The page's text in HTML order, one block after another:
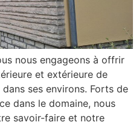
nous engageons à offrir
et extérieure de
ses environs. Forts de
dans le domaine, nous
savoir-faire et notre